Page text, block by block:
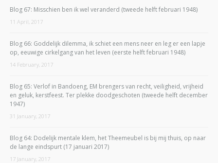
Blog 67: Misschien ben ik wel veranderd (tweede helft februari 1948)
11 April, 2017
Blog 66: Goddelijk dilemma, ik schiet een mens neer en leg er een lapje
op, eeuwige cirkelgang van het leven (eerste helft februari 1948)
14 February, 2017
Blog 65: Verlof in Bandoeng, EM brengers van recht, veiligheid, vrijheid
en geluk, kerstfeest. Ter plekke doodgeschoten (tweede helft december
1947)
31 January, 2017
Blog 64: Dodelijk mentale klem, het Theemeubel is bij mij thuis, op naar
de lange eindspurt (17 januari 2017)
17 January, 2017